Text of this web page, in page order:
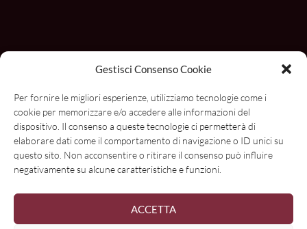
Gestisci Consenso Cookie
Per fornire le migliori esperienze, utilizziamo tecnologie come i
cookie per memorizzare e/o accedere alle informazioni del
dispositivo. Il consenso a queste tecnologie ci permetterà di
elaborare dati come il comportamento di navigazione o ID unici su
questo sito. Non acconsentire o ritirare il consenso può influire
negativamente su alcune caratteristiche e funzioni.
ACCETTA
Con il contributo di